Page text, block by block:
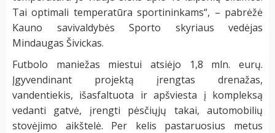
Tai optimali temperatūra sportininkams“, – pabrėžė
Kauno savivaldybės Sporto skyriaus vedėjas
Mindaugas Šivickas.
Futbolo maniežas miestui atsiėjo 1,8 mln. eurų.
Įgyvendinant projektą įrengtas drenažas,
vandentiekis, išasfaltuota ir apšviesta į kompleksą
vedanti gatvė, įrengti pėsčiųjų takai, automobilių
stovėjimo aikštelė. Per kelis pastaruosius metus